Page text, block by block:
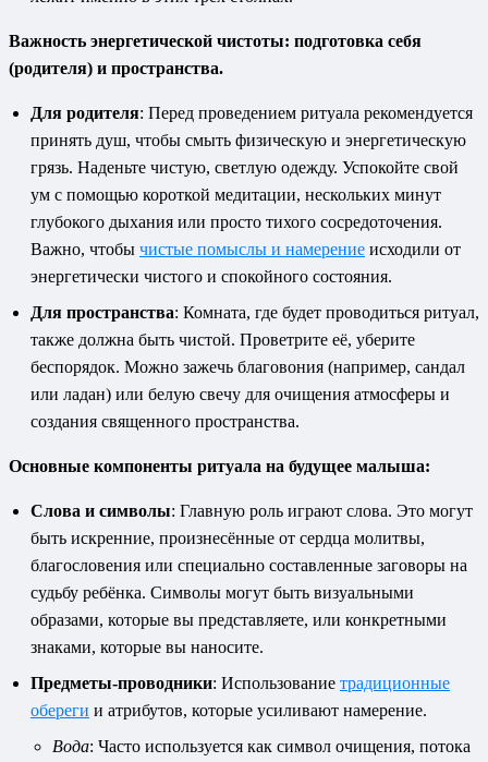
Важность энергетической чистоты: подготовка себя
(родителя) и пространства.
Для родителя: Перед проведением ритуала рекомендуется
принять душ, чтобы смыть физическую и энергетическую
грязь. Наденьте чистую, светлую одежду. Успокойте свой
ум с помощью короткой медитации, нескольких минут
глубокого дыхания или просто тихого сосредоточения.
Важно, чтобы чистые помыслы и намерение исходили от
энергетически чистого и спокойного состояния.
Для пространства: Комната, где будет проводиться ритуал,
также должна быть чистой. Проветрите её, уберите
беспорядок. Можно зажечь благовония (например, сандал
или ладан) или белую свечу для очищения атмосферы и
создания священного пространства.
Основные компоненты ритуала на будущее малыша:
Слова и символы: Главную роль играют слова. Это могут
быть искренние, произнесённые от сердца молитвы,
благословения или специально составленные заговоры на
судьбу ребёнка. Символы могут быть визуальными
образами, которые вы представляете, или конкретными
знаками, которые вы наносите.
Предметы-проводники: Использование традиционные
обереги и атрибутов, которые усиливают намерение.
Вода: Часто используется как символ очищения, потока